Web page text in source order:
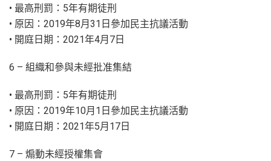
• 最高刑罰：5年有期徒刑
• 原因：2019年8月31日參加民主抗議活動
• 開庭日期：2021年4月7日
6 – 組織和參與未經批准集結
• 最高刑罰：5年有期徒刑
• 原因：2019年10月1日參加民主抗議活動
• 開庭日期：2021年5月17日
7 – 煽動未經授權集會